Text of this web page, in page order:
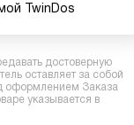
TwinDos
достоверную
оставляет за собой
оформлением Заказа
указывается в